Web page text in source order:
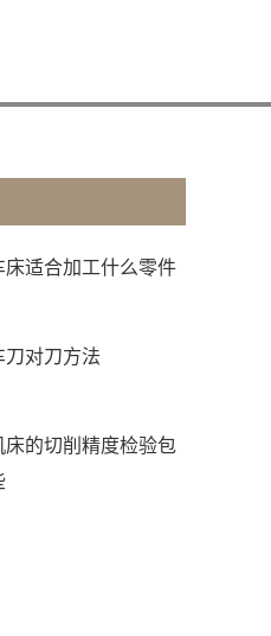
床适合加工什么零件
对刀方法
床的切削精度检验包